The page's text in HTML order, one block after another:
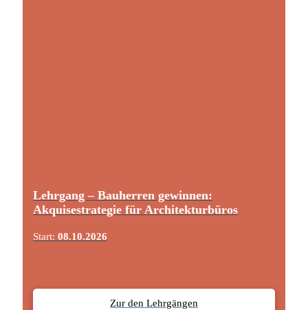
Lehrgang – Bauherren gewinnen:
Akquisestrategie für Architekturbüros
Start: 08.10.2026
Zur den Lehrgängen